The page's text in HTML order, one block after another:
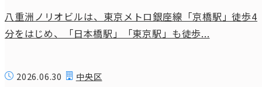
八重洲ノリオビルは、東京メトロ銀座線「京橋駅」徒歩4
分をはじめ、「日本橋駅」「東京駅」も徒歩...
2026.06.30 中央区